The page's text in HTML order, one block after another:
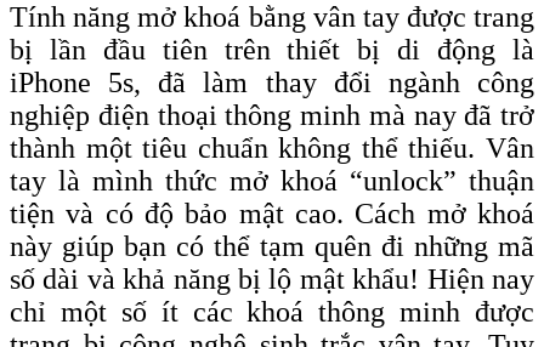
Tính năng mở khoá bằng vân tay được trang
bị lần đầu tiên trên thiết bị di động là
iPhone 5s, đã làm thay đổi ngành công
nghiệp điện thoại thông minh mà nay đã trở
thành một tiêu chuẩn không thể thiếu. Vân
tay là mình thức mở khoá “unlock” thuận
tiện và có độ bảo mật cao. Cách mở khoá
này giúp bạn có thể tạm quên đi những mã
số dài và khả năng bị lộ mật khẩu! Hiện nay
chỉ một số ít các khoá thông minh được